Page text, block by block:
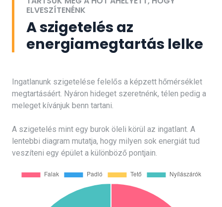
ELVESZÍTENÉNK
A szigetelés az
energiamegtartás lelke
Ingatlanunk szigetelése felelős a képzett hőmérséklet
megtartásáért. Nyáron hideget szeretnénk, télen pedig a
meleget kívánjuk benn tartani.
A szigetelés mint egy burok öleli körül az ingatlant. A
lentebbi diagram mutatja, hogy milyen sok energiát tud
veszíteni egy épület a különböző pontjain.